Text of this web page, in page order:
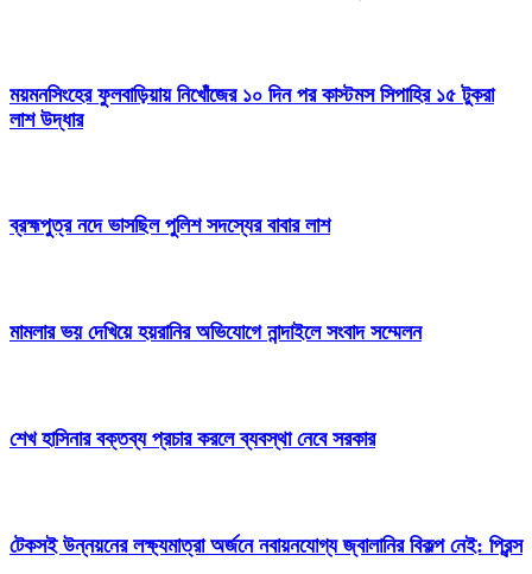
ময়মনসিংহের ফুলবাড়িয়ায় নিখোঁজের ১০ দিন পর কাস্টমস সিপাহির ১৫ টুকরা
লাশ উদ্ধার
ব্রহ্মপুত্র নদে ভাসছিল পুলিশ সদস্যের বাবার লাশ
মামলার ভয় দেখিয়ে হয়রানির অভিযোগে নান্দাইলে সংবাদ সম্মেলন
শেখ হাসিনার বক্তব্য প্রচার করলে ব্যবস্থা নেবে সরকার
টেকসই উন্নয়নের লক্ষ্যমাত্রা অর্জনে নবায়নযোগ্য জ্বালানির বিকল্প নেই: প্রিন্স